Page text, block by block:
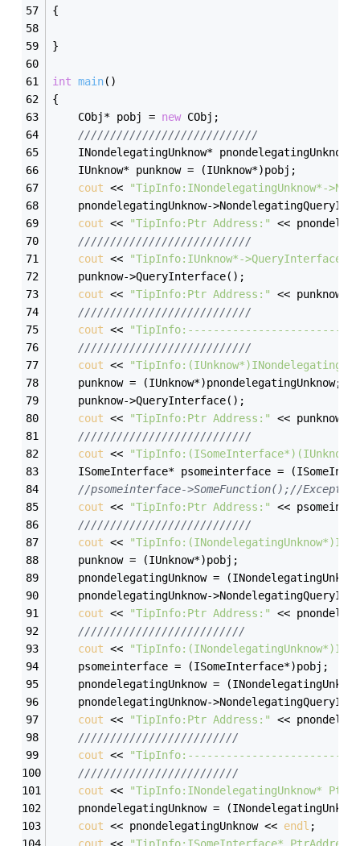
{
}
int main()
{
	CObj* pobj =
new CObj;
////////////////////////////
INondelegatingUnknow* pnondelegatingUnknow
	IUnknow* punknow = (IUnknow*)pobj;
cout <<
"TipInfo:INondelegatingUnknow*-
pnondelegatingUnknow-
cout << "TipInfo:Ptr Address:"
<<
///////////////////////////
cout <<
"TipInfo:IUnknow*-
	punknow->QueryInterface();
cout << "TipInfo:Ptr Address:"
<< punknow
///////////////////////////
cout <<
///////////////////////////
cout <<
	punknow = (IUnknow*)pnondelegatingUnknow;
	punknow->QueryInterface();
cout << "TipInfo:Ptr Address:"
<< punknow
///////////////////////////
cout <<
ISomeInterface* psomeinterface =
//psomeinterface->SomeFunction();//
cout << "TipInfo:Ptr Address:"
<<
///////////////////////////
cout <<
	punknow = (IUnknow*)pobj;
pnondelegatingUnknow =
pnondelegatingUnknow-
cout << "TipInfo:Ptr Address:"
<<
//////////////////////////
cout <<
	psomeinterface = (ISomeInterface*)pobj;
pnondelegatingUnknow =
pnondelegatingUnknow-
cout << "TipInfo:Ptr Address:"
<<
/////////////////////////
cout <<
/////////////////////////
cout <<
"TipInfo:INondelegatingUnknow*
pnondelegatingUnknow =
cout << pnondelegatingUnknow << endl ;